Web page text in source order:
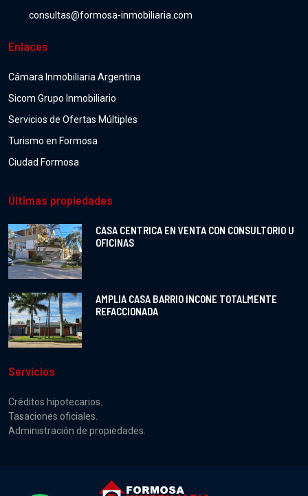
consultas@formosa-inmobiliaria.com
Enlaces
Cámara Inmobiliaria Argentina
Sicom Grupo Inmobiliario
Servicios de Ofertas Múltiples
Turismo en Formosa
Ciudad Formosa
Últimas propiedades
CASA CENTRICA EN VENTA CON CONSULTORIO U
OFICINAS
AMPLIA CASA BARRIO INCONE TOTALMENTE
REFACCIONADA
Servicios
Créditos hipotecarios.
Tasaciones oficiales.
Administración de propiedades.